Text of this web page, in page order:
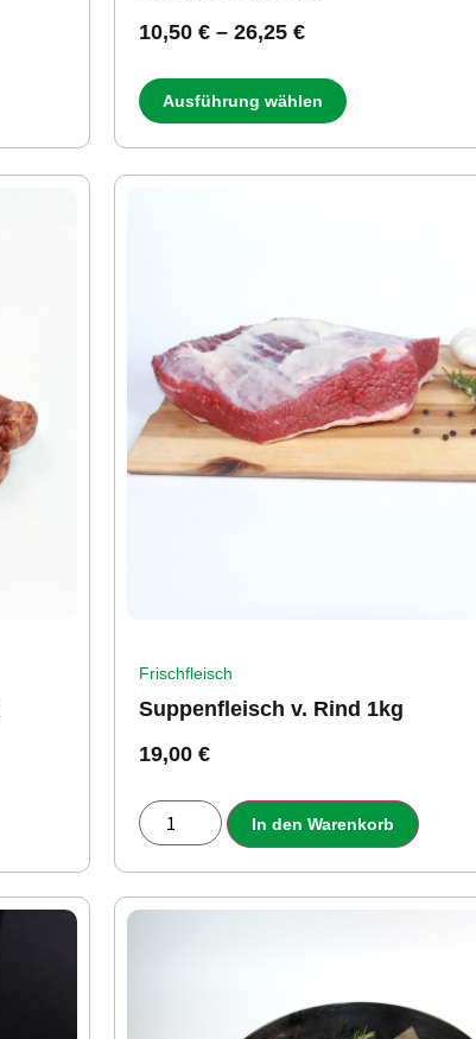
10,50 €– 26,25 €
Ausführung wählen
Frischfleisch
Suppenfleisch v. Rind 1kg
19,00 €
In den Warenkorb